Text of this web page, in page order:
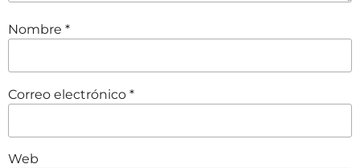
Nombre *
Correo electrónico *
Web